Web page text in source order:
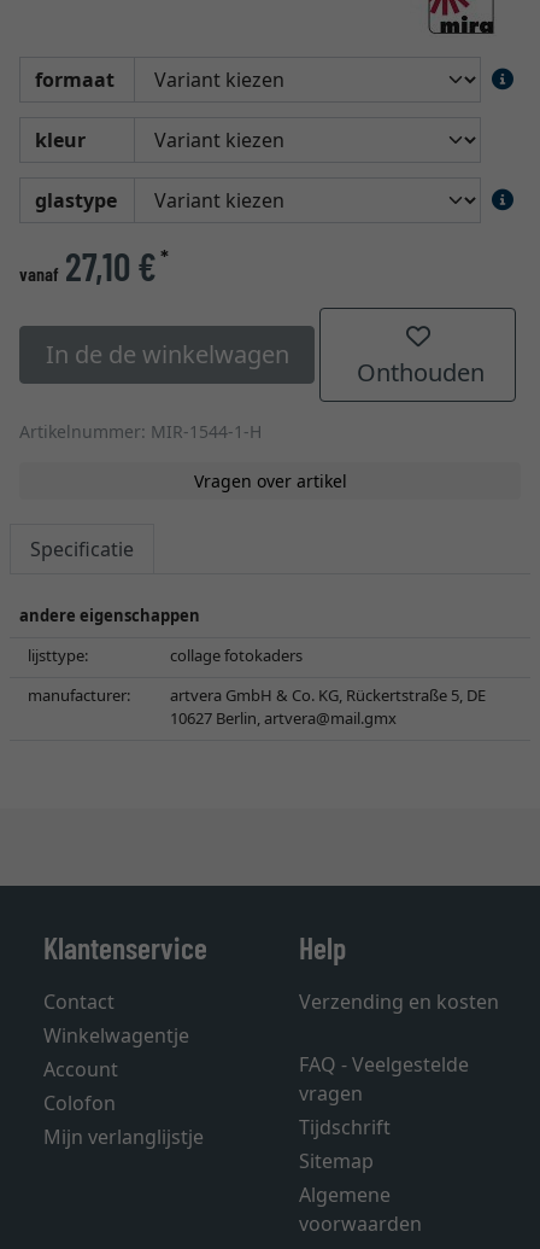
formaat
kleur
glastype
vanaf 27,10 €*
In de de winkelwagen
Onthouden
Artikelnummer: MIR-1544-1-H
Vragen over artikel
Specificatie
andere eigenschappen
lijsttype:
collage fotokaders
manufacturer:
artvera GmbH & Co. KG, Rückertstraße 5, DE
10627 Berlin,artvera@mail.gmx
Klantenservice
Contact
Winkelwagentje
Account
Colofon
Mijn verlanglijstje
Help
Verzending en kosten
FAQ - Veelgestelde
vragen
Tijdschrift
Sitemap
Algemene
voorwaarden